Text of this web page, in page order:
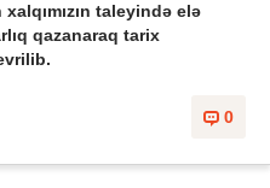
taleyində elə
qazanaraq tarix
0